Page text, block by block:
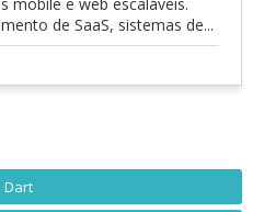
de SaaS, sistemas de...
Dart